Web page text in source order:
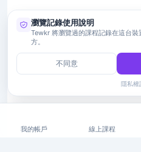
我的帳戶 線上課程
瀏覽記錄使用說明
Tewkr 將瀏覽過的課程記錄在這台
方。
不同意
隱私權